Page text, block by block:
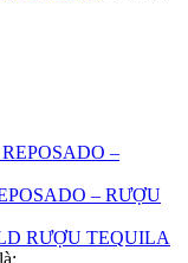
– RƯỢU
RƯỢU TEQUILA